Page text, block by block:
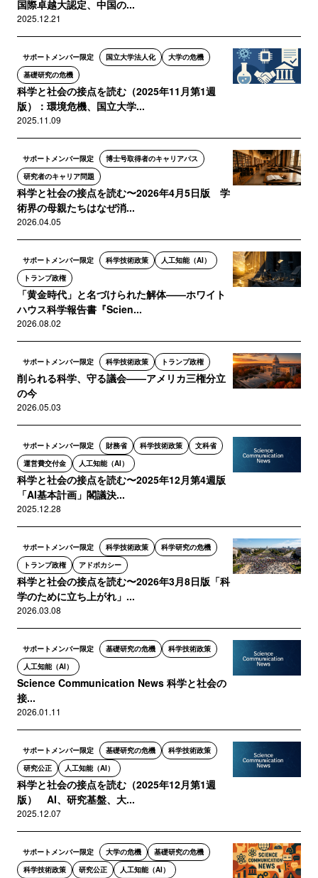
国際卓越大認定、中国の...
2025.12.21
サポートメンバー限定 国立大学法人化
大学の危機
基礎研究の危機
科学と社会の接点を読む（2025年11月第1週
版）：環境危機、国立大学...
2025.11.09
サポートメンバー限定
博士号取得者のキャリアパス
研究者のキャリア問題
科学と社会の接点を読む〜2026年4月5日版 学
術界の母親たちはなぜ消...
2026.04.05
サポートメンバー限定 科学技術政策
人工知能（AI）
トランプ政権
「黄金時代」と名づけられた解体——ホワイト
ハウス科学報告書『Scien...
2026.08.02
サポートメンバー限定 科学技術政策 トランプ政権
削られる科学、守る議会——アメリカ三権分立
の今
2026.05.03
サポートメンバー限定 財務省 科学技術政策
文科省
運営費交付金
人工知能（AI）
科学と社会の接点を読む〜2025年12月第4週版
「AI基本計画」閣議決...
2025.12.28
サポートメンバー限定 科学技術政策
科学研究の危機
トランプ政権
アドボカシー
科学と社会の接点を読む〜2026年3月8日版「科
学のために立ち上がれ」...
2026.03.08
サポートメンバー限定 基礎研究の危機
科学技術政策
人工知能（AI）
Science Communication News 科学と社会の
接...
2026.01.11
サポートメンバー限定 基礎研究の危機
科学技術政策
研究公正
人工知能（AI）
科学と社会の接点を読む（2025年12月第1週
版） AI、研究基盤、大...
2025.12.07
サポートメンバー限定 大学の危機
基礎研究の危機
科学技術政策
研究公正 人工知能（AI）